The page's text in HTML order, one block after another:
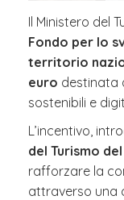
Il Ministero del
Fondo per lo
territorio
euro destinata
sostenibili e
L’incentivo,
del Turismo
rafforzare la
attraverso una